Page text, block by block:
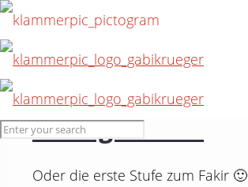
31. August 2015
Genagelt #84
Oder die erste Stufe zum Fakir 🙂